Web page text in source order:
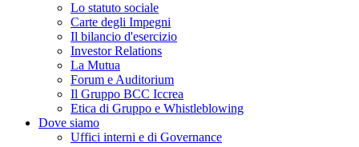
Lo statuto sociale
Carte degli Impegni
Il bilancio d'esercizio
Investor Relations
La Mutua
Forum e Auditorium
Il Gruppo BCC Iccrea
Etica di Gruppo e Whistleblowing
Dove siamo
Uffici interni e di Governance